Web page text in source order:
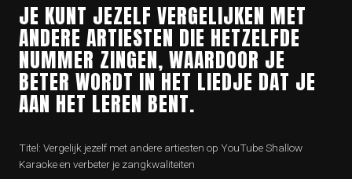
JE KUNT JEZELF VERGELIJKEN MET
ANDERE ARTIESTEN DIE HETZELFDE
NUMMER ZINGEN, WAARDOOR JE
BETER WORDT IN HET LIEDJE DAT JE
AAN HET LEREN BENT.
Titel: Vergelijk jezelf met andere artiesten op YouTube Shallow
Karaoke en verbeter je zangkwaliteiten